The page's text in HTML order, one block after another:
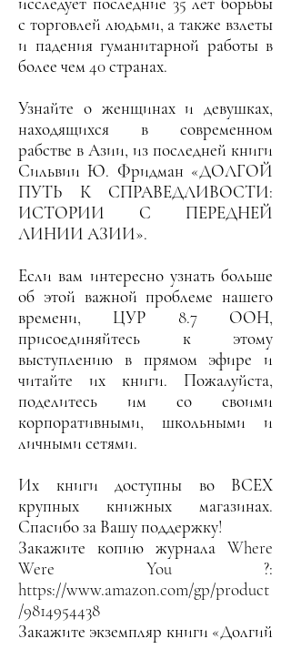
с торговлей людьми, а также взлеты
и падения гуманитарной работы в
более чем 40 странах.
Узнайте о женщинах и девушках,
находящихся в современном
рабстве в Азии, из последней книги
Сильвии Ю. Фридман «ДОЛГОЙ
ПУТЬ К СПРАВЕДЛИВОСТИ:
ИСТОРИИ С ПЕРЕДНЕЙ
ЛИНИИ АЗИИ».
Если вам интересно узнать больше
об этой важной проблеме нашего
времени, ЦУР 8.7 ООН,
присоединяйтесь к этому
выступлению в прямом эфире и
читайте их книги. Пожалуйста,
поделитесь им со своими
корпоративными, школьными и
личными сетями.
Их книги доступны во ВСЕХ
крупных книжных магазинах.
Спасибо за Вашу поддержку!
Закажите копию журнала Where
Were You ?:
https://www.amazon.com/gp/product
/9814954438
Закажите экземпляр книги «Долгий